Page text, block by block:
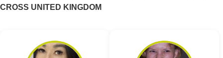
CROSS UNITED KINGDOM